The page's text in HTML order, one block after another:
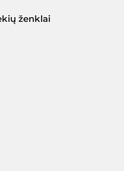
ženklai